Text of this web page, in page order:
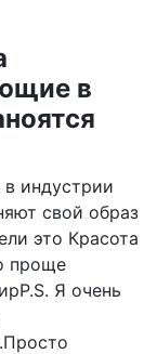
в
индустрии
свой образ
это Красота
проще
Я очень